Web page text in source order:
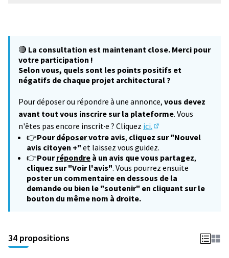
🔴 La consultation est maintenant close. Merci pour
votre participation !
Selon vous, quels sont les points positifs et
négatifs de chaque projet architectural ?
Pour déposer ou répondre à une annonce, vous devez
avant tout vous inscrire sur la plateforme. Vous
n'êtes pas encore inscrit·e ? Cliquez ici.
(S'ouvre dans un
👉Pourdéposervotre avis, cliquez sur "Nouvel
avis citoyen +" et laissez vous guidez.
👉Pourrépondre à un avis que vous partagez,
cliquez sur "Voir l'avis". Vous pourrez ensuite
poster un commentaire en dessous de la
demande ou bien le "soutenir" en cliquant sur le
bouton du même nom à droite.
34 propositions